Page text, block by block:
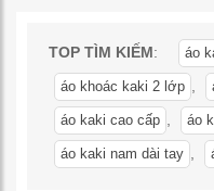
TOP TÌM KIẾM: áo
áo khoác kaki 2 lớp
áo kaki cao cấp áo
áo kaki nam dài tay